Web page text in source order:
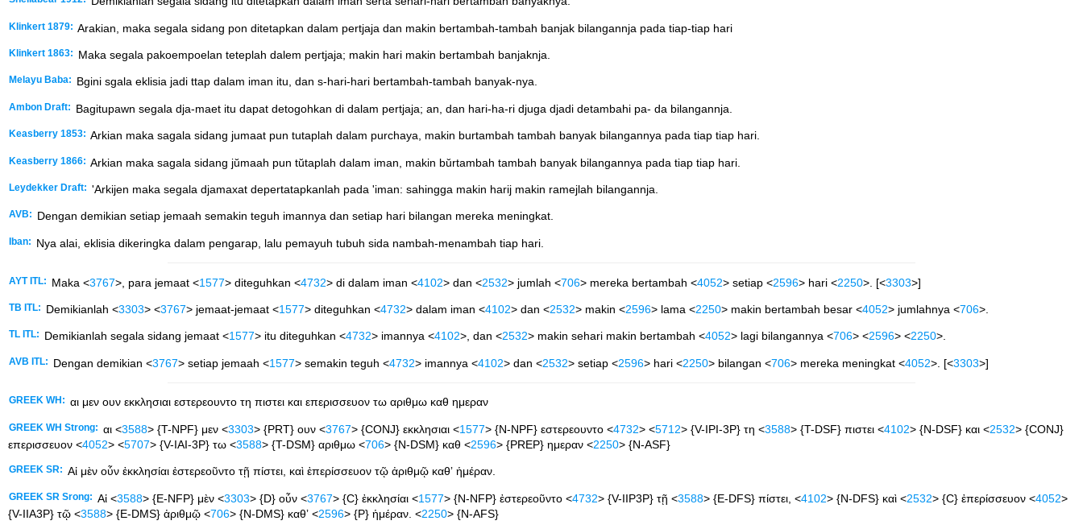
Klinkert 1879: Arakian, maka segala sidang pon ditetapkan dalam pertjaja dan makin bertambah-tambah banjak bilangannja pada tiap-tiap hari
Klinkert 1863: Maka segala pakoempoelan teteplah dalem pertjaja; makin hari makin bertambah banjaknja.
Melayu Baba: Bgini sgala eklisia jadi ttap dalam iman itu, dan s-hari-hari bertambah-tambah banyak-nya.
Ambon Draft: Bagitupawn segala dja-maet itu dapat detogohkan di dalam pertjaja; an, dan hari-ha-ri djuga djadi detambahi pa- da bilangannja.
Keasberry 1853: Arkian maka sagala sidang jumaat pun tutaplah dalam purchaya, makin burtambah tambah banyak bilangannya pada tiap tiap hari.
Keasberry 1866: Arkian maka sagala sidang jŭmaah pun tŭtaplah dalam iman, makin bŭrtambah tambah banyak bilangannya pada tiap tiap hari.
Leydekker Draft: 'Arkijen maka segala djamaxat depertatapkanlah pada 'iman: sahingga makin harij makin ramejlah bilangannja.
AVB: Dengan demikian setiap jemaah semakin teguh imannya dan setiap hari bilangan mereka meningkat.
Iban: Nya alai, eklisia dikeringka dalam pengarap, lalu pemayuh tubuh sida nambah-menambah tiap hari.
AYT ITL: Maka <3767>, para jemaat <1577> diteguhkan <4732> di dalam iman <4102> dan <2532> jumlah <706> mereka bertambah <4052> setiap <2596> hari <2250>. [<3303>]
TB ITL: Demikianlah <3303> <3767> jemaat-jemaat <1577> diteguhkan <4732> dalam iman <4102> dan <2532> makin <2596> lama <2250> makin bertambah besar <4052> jumlahnya <706>.
TL ITL: Demikianlah segala sidang jemaat <1577> itu diteguhkan <4732> imannya <4102>, dan <2532> makin sehari makin bertambah <4052> lagi bilangannya <706> <2596> <2250>.
AVB ITL: Dengan demikian <3767> setiap jemaah <1577> semakin teguh <4732> imannya <4102> dan <2532> setiap <2596> hari <2250> bilangan <706> mereka meningkat <4052>. [<3303>]
GREEK WH: αι μεν ουν εκκλησιαι εστερεουντο τη πιστει και επερισσευον τω αριθμω καθ ημεραν
GREEK WH Strong: αι <3588> {T-NPF} μεν <3303> {PRT} ουν <3767> {CONJ} εκκλησιαι <1577> {N-NPF} εστερεουντο <4732> <5712> {V-IPI-3P} τη <3588> {T-DSF} πιστει <4102> {N-DSF} και <2532> {CONJ}
επερισσευον <4052> <5707> {V-IAI-3P} τω <3588> {T-DSM} αριθμω <706> {N-DSM} καθ <2596> {PREP} ημεραν <2250> {N-ASF}
GREEK SR: Αἱ μὲν οὖν ἐκκλησίαι ἐστερεοῦντο τῇ πίστει, καὶ ἐπερίσσευον τῷ ἀριθμῷ καθʼ ἡμέραν.
GREEK SR Srong: Αἱ <3588> {E-NFP} μὲν <3303> {D} οὖν <3767> {C} ἐκκλησίαι <1577> {N-NFP} ἐστερεοῦντο <4732> {V-IIP3P} τῇ <3588> {E-DFS} πίστει, <4102> {N-DFS} καὶ <2532> {C} ἐπερίσσευον <4052>
{V-IIA3P} τῷ <3588> {E-DMS} ἀριθμῷ <706> {N-DMS} καθʼ <2596> {P} ἡμέραν. <2250> {N-AFS}